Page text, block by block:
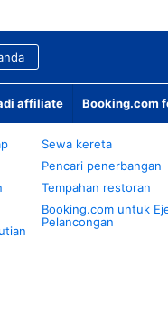
affiliate Booking.com
Sewa kereta
Pencari penerbangan
Tempahan restoran
Booking.com untuk
Pelancongan